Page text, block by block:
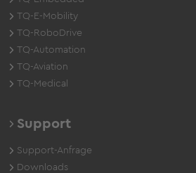
TQ-E-Mobility
TQ-RoboDrive
TQ-Automation
TQ-Aviation
TQ-Medical
Support
Support-Anfrage
Downloads